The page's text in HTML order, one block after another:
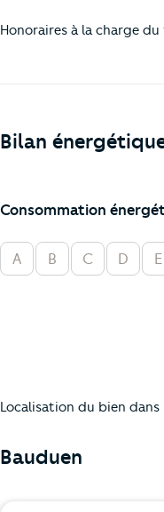
Honoraires à la charge du
Bilan
Consommation
A B C D E
Localisation du bien dans
Bauduen